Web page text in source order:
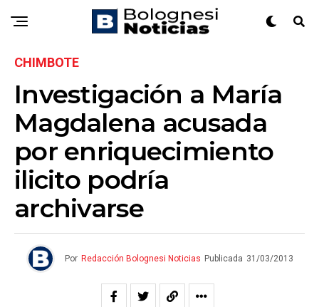
CHIMBOTE
Investigación a María
Magdalena acusada
por enriquecimiento
ilicito podría
archivarse
Por Redacción Bolognesi Noticias Publicada 31/03/2013